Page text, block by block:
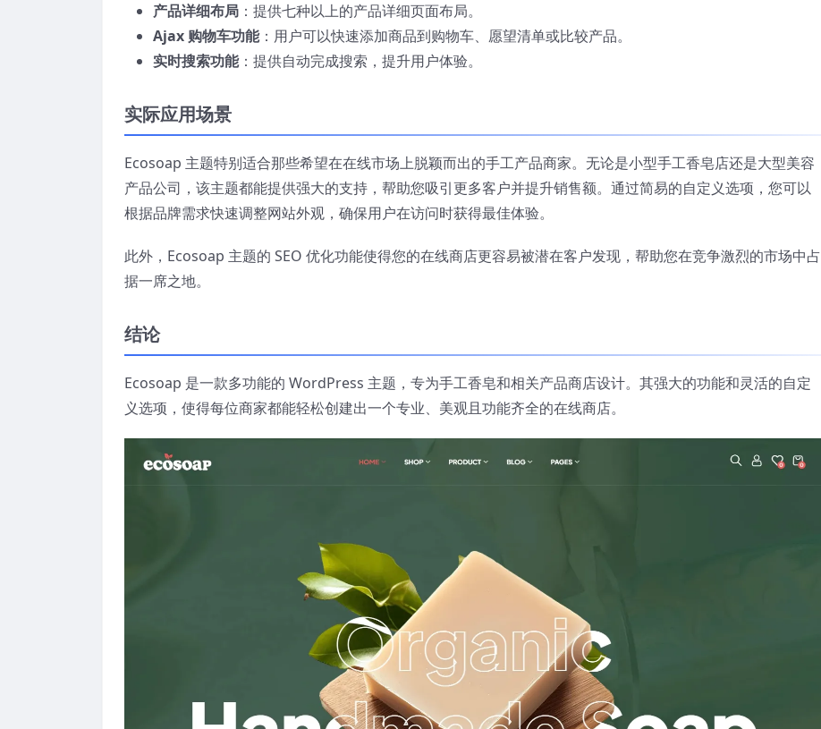
产品详细布局 ：提供七种以上的产品详细页面布局。
Ajax 购物车功能：用户可以快速添加商品到购物车、愿望清单或比较产品。
实时搜索功能：提供自动完成搜索，提升用户体验。
实际应用场景
Ecosoap 主题特别适合那些希望在在线市场上脱颖而出的手工产品商家。无论是小型手工香皂店还是大型美容
产品公司，该主题都能提供强大的支持，帮助您吸引更多客户并提升销售额。通过简易的自定义选项，您可以
根据品牌需求快速调整网站外观，确保用户在访问时获得最佳体验。
此外，Ecosoap 主题的 SEO 优化功能使得您的在线商店更容易被潜在客户发现，帮助您在竞争激烈的市场中占
据一席之地。
结论
Ecosoap 是一款多功能的 WordPress 主题，专为手工香皂和相关产品商店设计。其强大的功能和灵活的自定
义选项，使得每位商家都能轻松创建出一个专业、美观且功能齐全的在线商店。